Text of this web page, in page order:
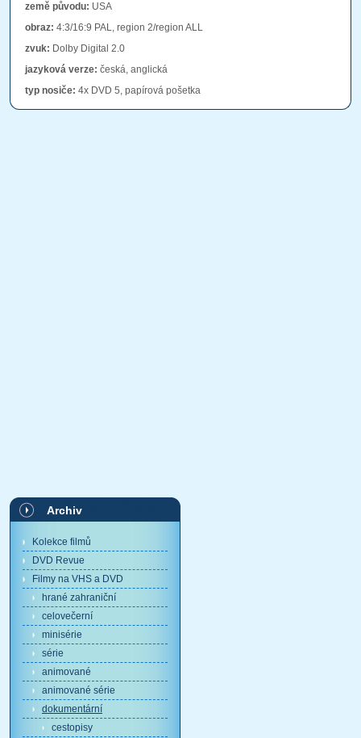
země původu: USA
obraz: 4:3/16:9 PAL, region 2/region ALL
zvuk: Dolby Digital 2.0
jazyková verze: česká, anglická
typ nosiče: 4x DVD 5, papírová pošetka
Archiv
Kolekce filmů
DVD Revue
Filmy na VHS a DVD
hrané zahraniční
celovečerní
minisérie
série
animované
animované série
dokumentární
cestopisy